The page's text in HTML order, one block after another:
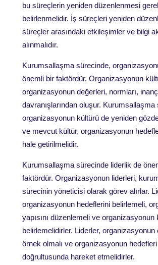
bu süreçlerin yeniden düzenlenmesi
belirlenmelidir. İş süreçleri yeniden
süreçler arasındaki etkileşimler ve bilgi
alınmalıdır.
Kurumsallaşma sürecinde,
önemli bir faktördür. Organizasyonun
organizasyonun değerleri, normları,
davranışlarından oluşur. Kurumsallaşma
organizasyonun kültürü de yeniden
ve mevcut kültür, organizasyonun
hale getirilmelidir.
Kurumsallaşma sürecinde liderlik de
faktördür. Organizasyonun liderleri,
sürecinin yöneticisi olarak görev alırlar.
organizasyonun hedeflerini belirlemeli,
yapısını düzenlemeli ve organizasyonun
belirlemelidirler. Liderler, organizasyonun
örnek olmalı ve organizasyonun hedefleri
doğrultusunda hareket etmelidirler.